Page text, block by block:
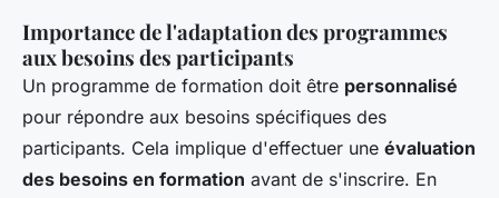
Importance de l'adaptation des programmes
aux besoins des participants
Un programme de formation doit être personnalisé
pour répondre aux besoins spécifiques des
participants. Cela implique d'effectuer une évaluation
des besoins en formation avant de s'inscrire. En